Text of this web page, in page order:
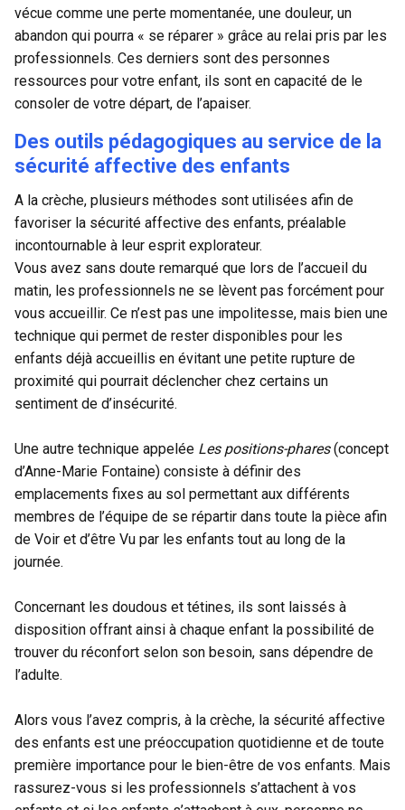
vécue comme une perte momentanée, une douleur, un
abandon qui pourra « se réparer » grâce au relai pris par les
professionnels. Ces derniers sont des personnes
ressources pour votre enfant, ils sont en capacité de le
consoler de votre départ, de l’apaiser.
Des outils pédagogiques au service de la
sécurité affective des enfants
A la crèche, plusieurs méthodes sont utilisées afin de
favoriser la sécurité affective des enfants, préalable
incontournable à leur esprit explorateur.
Vous avez sans doute remarqué que lors de l’accueil du
matin, les professionnels ne se lèvent pas forcément pour
vous accueillir. Ce n’est pas une impolitesse, mais bien une
technique qui permet de rester disponibles pour les
enfants déjà accueillis en évitant une petite rupture de
proximité qui pourrait déclencher chez certains un
sentiment de d’insécurité.
Une autre technique appelée Les positions-phares(concept
d’Anne-Marie Fontaine) consiste à définir des
emplacements fixes au sol permettant aux différents
membres de l’équipe de se répartir dans toute la pièce afin
de Voir et d’être Vu par les enfants tout au long de la
journée.
Concernant les doudous et tétines, ils sont laissés à
disposition offrant ainsi à chaque enfant la possibilité de
trouver du réconfort selon son besoin, sans dépendre de
l’adulte.
Alors vous l’avez compris, à la crèche, la sécurité affective
des enfants est une préoccupation quotidienne et de toute
première importance pour le bien-être de vos enfants. Mais
rassurez-vous si les professionnels s’attachent à vos